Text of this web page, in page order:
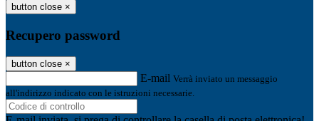
button close ×
Recupero password
button close ×
E-mail Verrà inviato un messaggio
all'indirizzo indicato con le istruzioni necessarie.